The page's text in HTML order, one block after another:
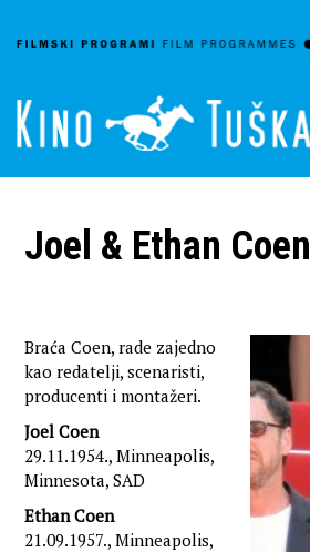
Joel & Ethan Coen
Braća Coen, rade zajedno
kao redatelji, scenaristi,
producenti i montažeri.
Joel Coen
29.11.1954., Minneapolis,
Minnesota, SAD
Ethan Coen
21.09.1957., Minneapolis,